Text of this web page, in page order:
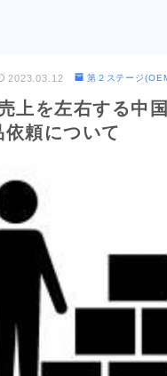
天
2023.03.12 第２ステージ
上を左右する中
頼について